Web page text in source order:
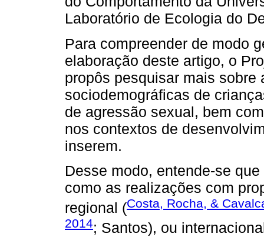
Laboratório de Ecologia do
Para compreender de modo
elaboração deste artigo, o
propôs pesquisar mais
sociodemográficas de
de agressão sexual, bem
nos contextos de
inserem.
Desse modo, entende-se
como as realizações com
regional (Costa, Rocha, &
2014; Santos), ou